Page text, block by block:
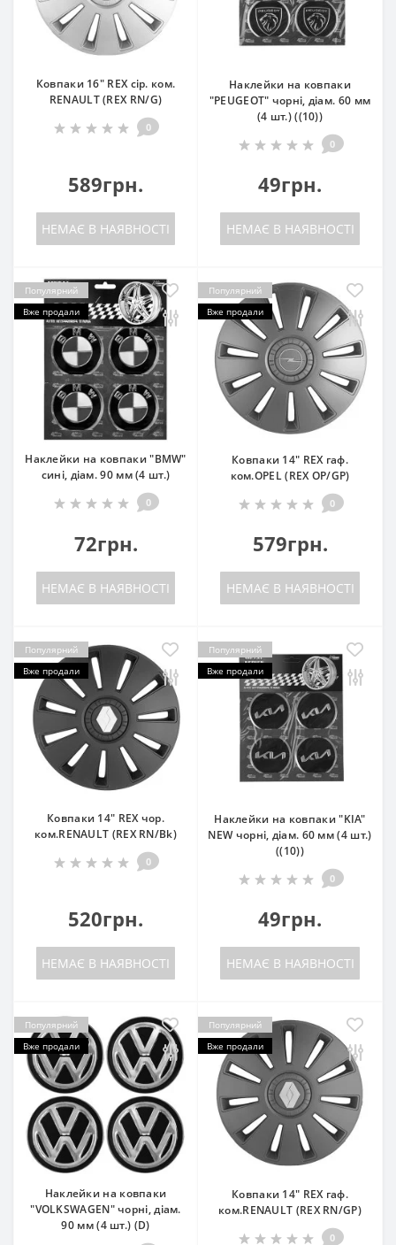
Ковпаки 16" REX cір. ком.
RENAULT (REX RN/G)
0
589грн.
НЕМАЄ В НАЯВНОСТІ
Наклейки на ковпаки
"PEUGEOT" чорні, діам. 60 мм
(4 шт.) ((10))
0
49грн.
НЕМАЄ В НАЯВНОСТІ
Популярний
Вже продали
Наклейки на ковпаки "BMW"
сині, діам. 90 мм (4 шт.)
0
72грн.
НЕМАЄ В НАЯВНОСТІ
Популярний
Вже продали
Ковпаки 14" REX гаф.
ком.OPEL (REX OP/GP)
0
579грн.
НЕМАЄ В НАЯВНОСТІ
Популярний
Вже продали
Ковпаки 14" REX чор.
ком.RENAULT (REX RN/Bk)
0
520грн.
НЕМАЄ В НАЯВНОСТІ
Популярний
Вже продали
Наклейки на ковпаки "KIA"
NEW чорні, діам. 60 мм (4 шт.)
((10))
0
49грн.
НЕМАЄ В НАЯВНОСТІ
Популярний
Вже продали
Наклейки на ковпаки
"VOLKSWAGEN" чорні, діам.
90 мм (4 шт.) (D)
Популярний
Вже продали
Ковпаки 14" REX гаф.
ком.RENAULT (REX RN/GP)
0